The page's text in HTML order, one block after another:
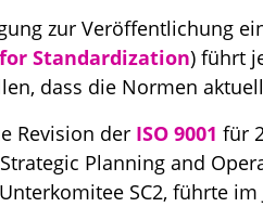
zur Veröffentlichung
Standardization) führt
dass die Normen
Revision der ISO 9001 für
Planning and
SC2, führte